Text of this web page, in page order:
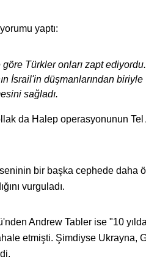
yaptı:
Türkler onları zapt
İsrail'in düşmanlarından
sağladı.
da Halep operasyonunun Tel
bir başka cephede daha
vurguladı.
Andrew Tabler ise "10
etmişti. Şimdiyse Ukrayna,